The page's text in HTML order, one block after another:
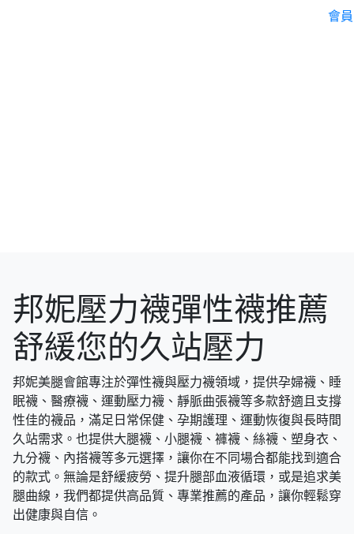
會
邦妮壓力襪彈性襪推薦
舒緩您的久站壓力
邦妮美腿會館專注於彈性襪與壓力襪領域，提供孕婦襪、睡
眠襪、醫療襪、運動壓力襪、靜脈曲張襪等多款舒適且支撐
性佳的襪品，滿足日常保健、孕期護理、運動恢復與長時間
久站需求。也提供大腿襪、小腿襪、褲襪、絲襪、塑身衣、
九分襪、內搭襪等多元選擇，讓你在不同場合都能找到適合
的款式。無論是舒緩疲勞、提升腿部血液循環，或是追求美
腿曲線，我們都提供高品質、專業推薦的產品，讓你輕鬆穿
出健康與自信。